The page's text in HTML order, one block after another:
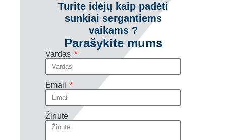
Turite idėjų kaip padėti
sunkiai sergantiems
vaikams ?
Parašykite mums
Vardas
Email
Žinutė